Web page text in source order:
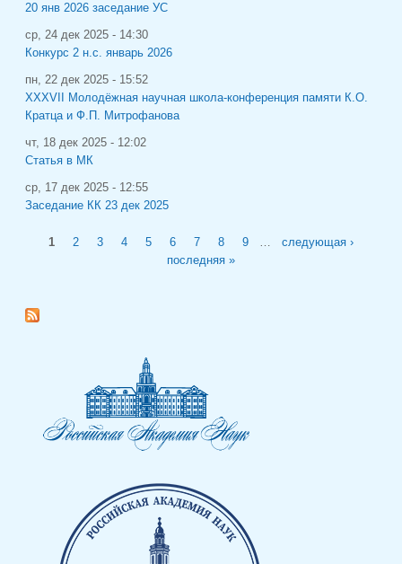
20 янв 2026 заседание УС
ср, 24 дек 2025 - 14:30
Конкурс 2 н.с. январь 2026
пн, 22 дек 2025 - 15:52
XXXVII Молодёжная научная школа-конференция памяти К.О.
Кратца и Ф.П. Митрофанова
чт, 18 дек 2025 - 12:02
Статья в МК
ср, 17 дек 2025 - 12:55
Заседание КК 23 дек 2025
Страницы
1 2 3 4 5 6 7 8 9
следующая ›
последняя »